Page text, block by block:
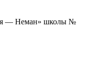
— Неман» школы №